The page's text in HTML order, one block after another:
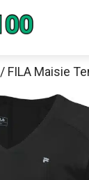
/ FILA Maisie